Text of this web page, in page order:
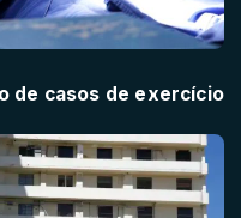
de casos de exercício